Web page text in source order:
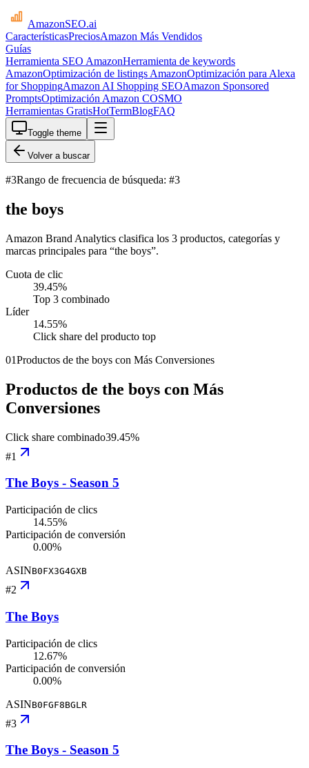
AmazonSEO.ai
CaracterísticasPreciosAmazon Más Vendidos
Guías
Herramienta SEO AmazonHerramienta de keywords
AmazonOptimización de listings AmazonOptimización para Alexa
for ShoppingAmazon AI Shopping SEOAmazon Sponsored
PromptsOptimización Amazon COSMO
Herramientas GratisHotTermBlogFAQ
Toggle theme
Volver a buscar
#3Rango de frecuencia de búsqueda: #3
the boys
Amazon Brand Analytics clasifica los 3 productos, categorías y
marcas principales para “the boys”.
Cuota de clic
39.45%
Top 3 combinado
Líder
14.55%
Click share del producto top
01Productos de the boys con Más Conversiones
Productos de the boys con Más
Conversiones
Click share combinado39.45%
#1
The Boys - Season 5
Participación de clics
14.55%
Participación de conversión
0.00%
ASINB0FX3G4GXB
#2
The Boys
Participación de clics
12.67%
Participación de conversión
0.00%
ASINB0FGF8BGLR
#3
The Boys - Season 5